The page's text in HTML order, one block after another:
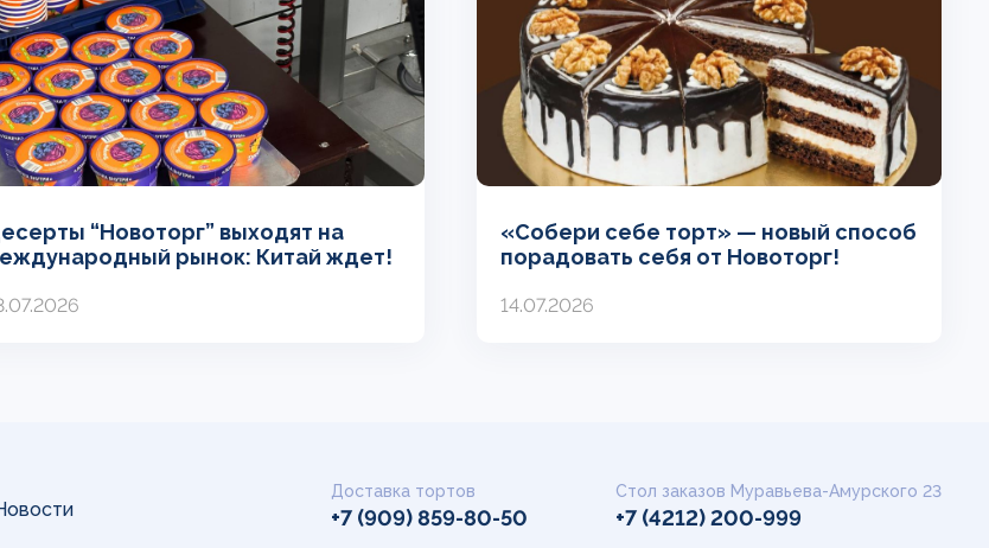
“Новоторг” выходят на
рынок: Китай ждет!
«Собери себе торт» — новый способ
порадовать себя от Новоторг!
14.07.2026
Доставка тортов
+7 (909) 859-80-50
Стол заказов Муравьева-Амурского 23
+7 (4212) 200-999